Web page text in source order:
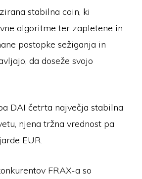
stabilna coin, ki
algoritme ter zapletene in
postopke sežiganja in
da doseže svojo
DAI četrta največja stabilna
njena tržna vrednost pa
EUR.
FRAX-a so